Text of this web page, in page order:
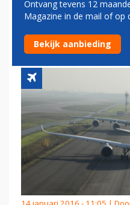
ONEWORLD-
KRAKEN
Ontvang tevens 12
Magazine in de mail of op
Bekijk aanbieding